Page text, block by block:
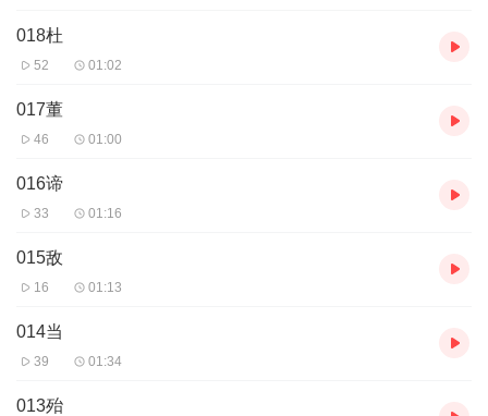
018杜
52 01:02
017董
46 01:00
016谛
33 01:16
015敌
16 01:13
014当
39 01:34
013殆